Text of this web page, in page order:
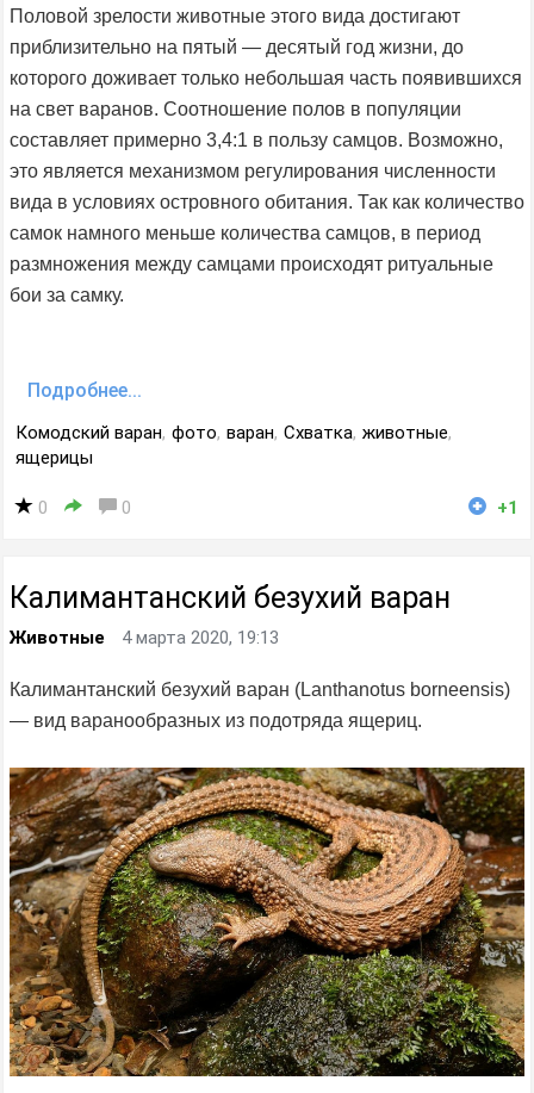
Половой зрелости животные этого вида достигают
приблизительно на пятый — десятый год жизни, до
которого доживает только небольшая часть появившихся
на свет варанов. Соотношение полов в популяции
составляет примерно 3,4:1 в пользу самцов. Возможно,
это является механизмом регулирования численности
вида в условиях островного обитания. Так как количество
самок намного меньше количества самцов, в период
размножения между самцами происходят ритуальные
бои за самку.
Подробнее...
Комодский варан, фото, варан, Схватка, животные,
ящерицы
0 0 +1
Калимантанский безухий варан
Животные 4 марта 2020, 19:13
Калимантанский безухий варан (Lanthanotus borneensis)
— вид варанообразных из подотряда ящериц.